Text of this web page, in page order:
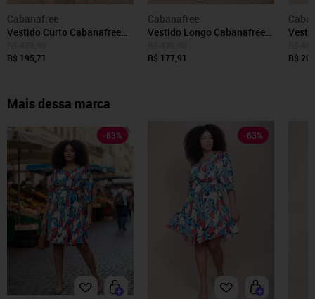
Cabanafree
Vestido Curto Cabanafree
Urbana
R$ 195,71
Cabanafree
Vestido Longo Cabanafree
Estampa Festa dos Tucanos
R$ 177,91
do
R$
Mais dessa marca
-63% -63%